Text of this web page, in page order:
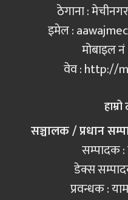
ठेगाना :
इमेल :
मोबाइल
वेव : http://
सञ्चालक / प्रधान
सम्पादक :
डेक्स
प्रवन्धक :